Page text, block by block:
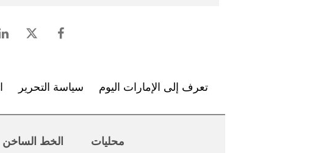
تعرف إلى الإمارات اليوم سياسة التحرير
محليات الخط الساخن